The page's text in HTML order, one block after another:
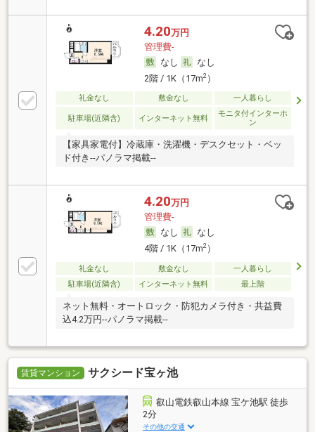
4.20万円
管理費-
なし
なし
2階 / 1K（17m2）
礼金なし 敷金なし 一人暮らし
駐車場(近隣含) インターネット無料
モニタ付インターホ
ン
【家具家電付】冷蔵庫・洗濯機・デスクセット・ベッ
ド付き--パノラマ掲載--
4.20万円
管理費-
なし
なし
4階 / 1K（17m2）
礼金なし 敷金なし
一人暮らし
駐車場(近隣含)
インターネット無料 最上階
ネット無料・オートロック・防犯カメラ付き・共益費
込4.2万円--パノラマ掲載--
賃貸マンション サクシード宝ヶ池
叡山電鉄叡山本線 宝ケ池駅 徒歩
2分
その他の交通